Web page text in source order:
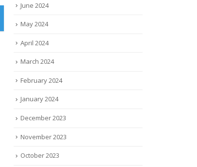
June 2024
May 2024
April 2024
March 2024
February 2024
January 2024
December 2023
November 2023
October 2023